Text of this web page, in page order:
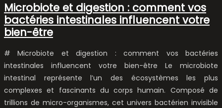
Microbiote et digestion : comment vos
bactéries intestinales influencent votre
bien-être
# Microbiote et digestion : comment vos bactéries
intestinales influencent votre bien-être Le microbiote
intestinal représente l’un des écosystèmes les plus
complexes et fascinants du corps humain. Composé de
trillions de micro-organismes, cet univers bactérien invisible